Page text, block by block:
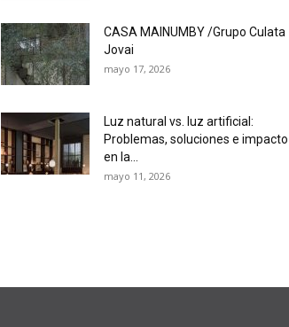
CASA MAINUMBY /Grupo Culata
Jovai
mayo 17, 2026
Luz natural vs. luz artificial:
Problemas, soluciones e impacto
en la...
mayo 11, 2026